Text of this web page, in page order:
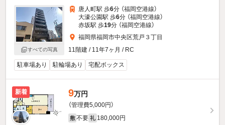
すべての写真
唐人町駅 歩6分 （福岡空港線）
大濠公園駅 歩6分 （福岡空港線）
赤坂駅 歩19分 （福岡空港線）
福岡県福岡市中央区荒戸３丁目
11階建 / 11年7ヶ月 / RC
駐車場あり 駐輪場あり 宅配ボックス
新着 9万円
（管理費5,000円）
敷 不要 礼 180,000円